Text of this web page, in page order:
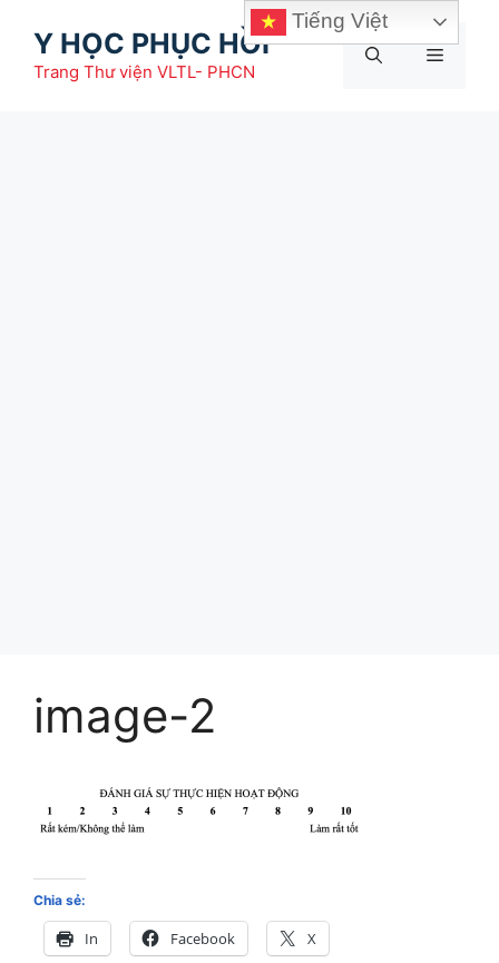
Y HỌC PHỤC HỒI
Trang Thư viện VLTL- PHCN
Menu
image-2
Chia sẻ:
In Facebook X
Tiếng Việt